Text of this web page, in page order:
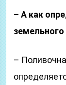
– А как
земельного
–